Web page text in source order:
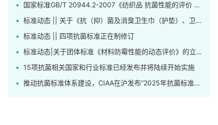
国家标准GB/T 20944.2-2007《纺织品 抗菌性能的评价 第2部分：吸收法》正在修订
标准动态 || 关于《抗（抑）菌及消臭卫生巾（护垫）、卫生裤》标准公开征求意见的通知
标准动态 || 四项抗菌标准正在制修订
标准动态|关于团体标准《材料防霉性能的动态评价》的立项公告
15项抗菌相关国家和行业标准已经发布并将陆续开始实施
推动抗菌标准体系建设，CIAA在沪发布“2025年抗菌标准工作先进单位”